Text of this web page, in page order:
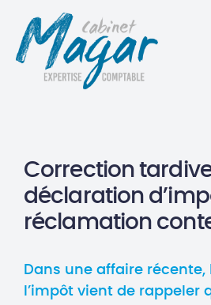
Correction
déclaration
réclamation
Dans une affaire récente,
l’impôt vient de rappeler